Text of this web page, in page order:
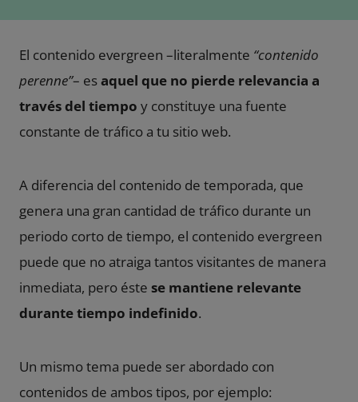
El contenido evergreen –literalmente “contenido
perenne”– esaquel que no pierde relevancia a
través del tiempo y constituye una fuente
constante de tráfico a tu sitio web.
A diferencia del contenido de temporada, que
genera una gran cantidad de tráfico durante un
periodo corto de tiempo, el contenido evergreen
puede que no atraiga tantos visitantes de manera
inmediata, pero éste se mantiene relevante
durante tiempo indefinido.
Un mismo tema puede ser abordado con
contenidos de ambos tipos, por ejemplo: